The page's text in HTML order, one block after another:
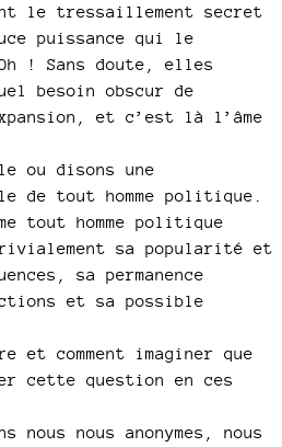
le tressaillement secret
puissance qui le
! Sans doute, elles
besoin obscur de
et c’est là l’âme
ou disons une
de tout homme politique.
tout homme politique
sa popularité et
sa permanence
et sa possible
et comment imaginer que
cette question en ces
nous nous anonymes, nous